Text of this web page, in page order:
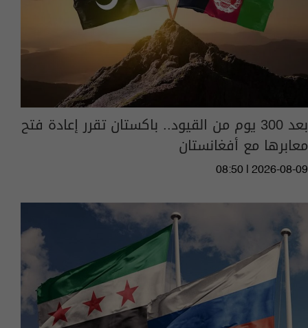
بعد 300 يوم من القيود.. باكستان تقرر إعادة فتح
معابرها مع أفغانستان
08:50 | 2026-08-09